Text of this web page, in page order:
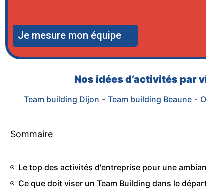
Je mesure mon équipe
Nos idées d’activités par
Team building Dijon - Team building Beaune-
Sommaire
Le top des activités d'entreprise pour une
Ce que doit viser un Team Building dans le